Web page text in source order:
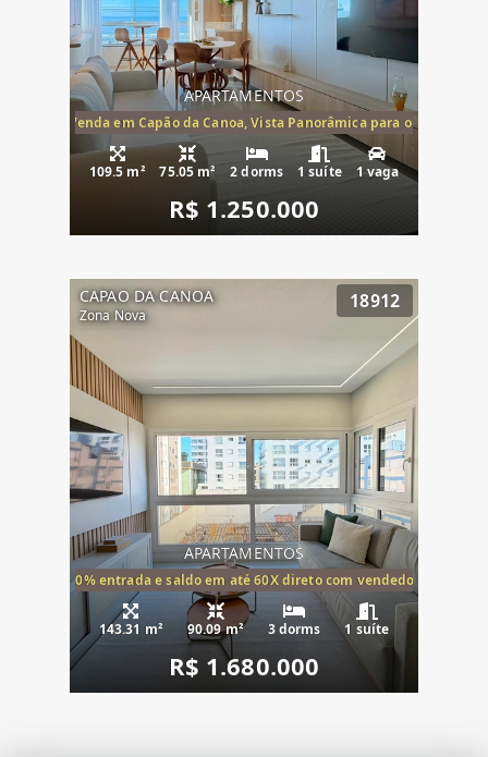
APARTAMENTOS
Mar à Venda em Capão da Canoa, Vista Panorâmica para o Mar, 2
109.5 m² 75.05 m² 2 dorms 1 suíte 1 vaga
R$ 1.250.000
CAPAO DA CANOA
Zona Nova
18912
APARTAMENTOS
20% entrada e saldo em até 60X direto com vendedor
143.31 m² 90.09 m² 3 dorms 1 suíte
R$ 1.680.000